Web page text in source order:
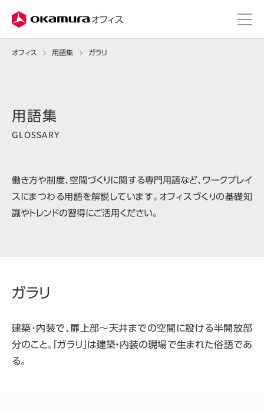
オフィス
オフィス 用語集 ガラリ
GLOSSARY
働き方や制度、空間づくりに関する専門用語など、ワークプレイ
スにまつわる用語を解説しています。オフィスづくりの基礎知
識やトレンドの習得にご活用ください。
ガラリ
建築･内装で、扉上部～天井までの空間に設ける半開放部
分のこと。「ガラリ」は建築・内装の現場で生まれた俗語であ
る。